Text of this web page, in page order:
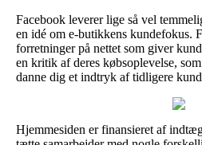
Facebook leverer lige så vel
en idé om e-butikkens kundefokus.
forretninger på nettet som giver
en kritik af deres købsoplevelse,
danne dig et indtryk af tidligere
Hjemmesiden er finansieret af